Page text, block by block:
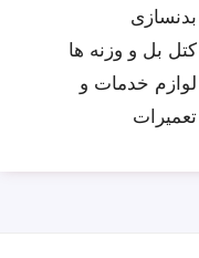
بدنسازی
کتل بل و وزنه ها
لوازم خدمات و
تعمیرات